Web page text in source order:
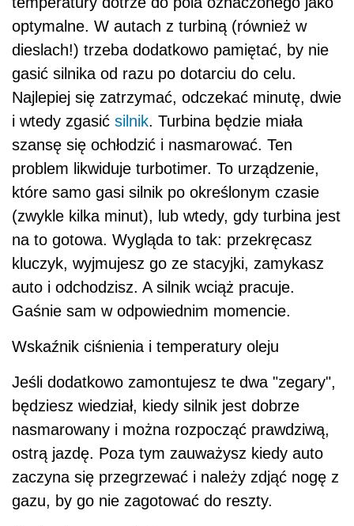
optymalne. W autach z turbiną (również w
dieslach!) trzeba dodatkowo pamiętać, by nie
gasić silnika od razu po dotarciu do celu.
Najlepiej się zatrzymać, odczekać minutę, dwie
i wtedy zgasić silnik. Turbina będzie miała
szansę się ochłodzić i nasmarować. Ten
problem likwiduje turbotimer. To urządzenie,
które samo gasi silnik po określonym czasie
(zwykle kilka minut), lub wtedy, gdy turbina jest
na to gotowa. Wygląda to tak: przekręcasz
kluczyk, wyjmujesz go ze stacyjki, zamykasz
auto i odchodzisz. A silnik wciąż pracuje.
Gaśnie sam w odpowiednim momencie.
Wskaźnik ciśnienia i temperatury oleju
Jeśli dodatkowo zamontujesz te dwa "zegary",
będziesz wiedział, kiedy silnik jest dobrze
nasmarowany i można rozpocząć prawdziwą,
ostrą jazdę. Poza tym zauważysz kiedy auto
zaczyna się przegrzewać i należy zdjąć nogę z
gazu, by go nie zagotować do reszty.